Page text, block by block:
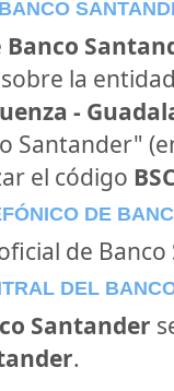
Banco
la
-
Santander"
el código
DE
de Banco
DEL
Santander
.